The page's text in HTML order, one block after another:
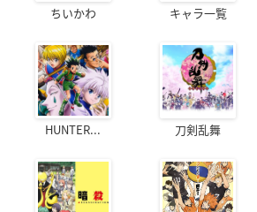
ちいかわ キャラ一覧
HUNTER... 刀剣乱舞